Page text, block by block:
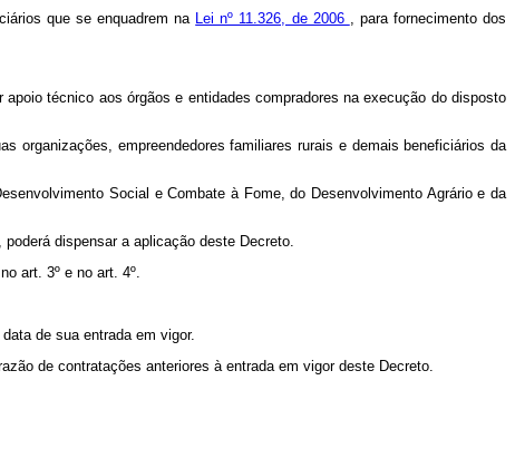
que se enquadrem na Lei nº 11.326, de 2006 , para fornecimento dos
técnico aos órgãos e entidades compradores na execução do disposto
organizações, empreendedores familiares rurais e demais beneficiários da
Social e Combate à Fome, do Desenvolvimento Agrário e da
dispensar a aplicação deste Decreto.
art. 3º e no art. 4º.
de sua entrada em vigor.
de contratações anteriores à entrada em vigor deste Decreto.